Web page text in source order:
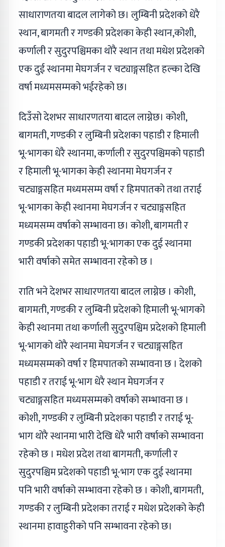
साधाराणतया बादल लागेको छ। लुम्बिनी प्रदेशको धेरै
स्थान, बागमती र गण्डकी प्रदेशका केही स्थान,कोशी,
कर्णाली र सुदुरपश्चिमका थोरै स्थान तथा मधेश प्रदेशको
एक दुई स्थानमा मेघगर्जन र चट्याङ्गसहित हल्का देखि
वर्षा मध्यमसम्मको भईरहेको छ।
दिउँसो देशभर साधारणतया बादल लाग्नेछ। कोशी,
बागमती, गण्डकी र लुम्बिनी प्रदेशका पहाडी र हिमाली
भू-भागका धेरै स्थानमा, कर्णाली र सुदुरपश्चिमको पहाडी
र हिमाली भू-भागका केही स्थानमा मेघगर्जन र
चट्याङ्गसहित मध्यमसम्म वर्षा र हिमपातको तथा तराई
भू-भागका केही स्थानमा मेघगर्जन र चट्याङ्गसहित
मध्यमसम्म वर्षाको सम्भावना छ। कोशी, बागमती र
गण्डकी प्रदेशका पहाडी भू-भागका एक दुई स्थानमा
भारी वर्षाको समेत सम्भावना रहेको छ ।
राति भने देशभर साधारणतया बादल लाग्नेछ । कोशी,
बागमती, गण्डकी र लुम्बिनी प्रदेशको हिमाली भू-भागको
केही स्थानमा तथा कर्णाली सुदुरपश्चिम प्रदेशको हिमाली
भू-भागको थोरै स्थानमा मेघगर्जन र चट्याङ्गसहित
मध्यमसम्मको वर्षा र हिमपातको सम्भावना छ । देशको
पहाडी र तराई भू-भाग धेरै स्थान मेघगर्जन र
चट्याङ्गसहित मध्यमसम्मको वर्षाको सम्भावना छ ।
कोशी, गण्डकी र लुम्बिनी प्रदेशका पहाडी र तराई भू-
भाग थोरै स्थानमा भारी देखि धेरै भारी वर्षाको सम्भावना
रहेको छ । मधेश प्रदेश तथा बागमती, कर्णाली र
सुदुरपश्चिम प्रदेशको पहाडी भू-भाग एक दुई स्थानमा
पनि भारी वर्षाको सम्भावना रहेको छ । कोशी, बागमती,
गण्डकी र लुम्बिनी प्रदेशका तराई र मधेश प्रदेशको केही
स्थानमा हावाहुरीको पनि सम्भावना रहेको छ।